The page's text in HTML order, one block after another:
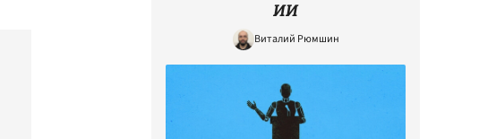
ИИ
Виталий Рюмшин